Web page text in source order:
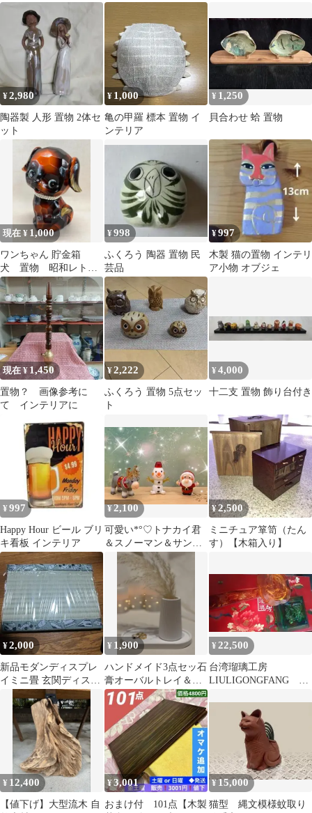
付き 蹄鉄 JRA 馬事公
¥2,980
陶器製 人形 置物 2体セ
ット
¥ 1,000
亀の甲羅 標本 置物 イ
ンテリア
¥ 1,250
貝合わせ 蛤 置物
現在 ¥ 1,000
ワンちゃん 貯金箱
犬 置物 昭和レト
ロ 木彫風
¥998
ふくろう 陶器 置物 民
芸品
¥997
木製 猫の置物 インテリ
ア小物 オブジェ
現在 ¥ 1,450
置物？ 画像参考に
て インテリアに
¥2,222
ふくろう 置物 5点セッ
ト
¥4,000
十二支 置物 飾り台付き
¥ 997
Happy Hour ビール ブリ
キ看板 インテリア
¥2,100
可愛い*°♡トナカイ君
＆スノーマン＆サンタ
ちゃん☆ミニチュア
ガラス細工☆
¥2,500
ミニチュア箪笥（たん
す）【木箱入り】
¥2,000
新品モダンディスプレ
イミニ畳 玄関ディスプ
レイインテリア 和風和
雑貨置物黒
¥ 1,900
ハンドメイド3点セッ石
膏オーバルトレイ＆花
瓶＆パンパスグラス /
韓国インテリア
¥ 22,500
台湾瑠璃工房
LIULIGONGFANG
¥ 12,400
【値下げ】大型流木 自
¥3,001
おまけ付 101点【木製
¥15,000
猫型 縄文模様蚊取り